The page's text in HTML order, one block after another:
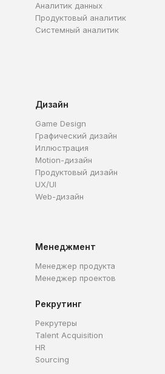
Аналитик данных
Продуктовый аналитик
Системный аналитик
Дизайн
Game Design
Графический дизайн
Иллюстрация
Motion-дизайн
Продуктовый дизайн
UX/UI
Web-дизайн
Менеджмент
Менеджер продукта
Менеджер проектов
Рекрутинг
Рекрутеры
Talent Acquisition
HR
Sourcing